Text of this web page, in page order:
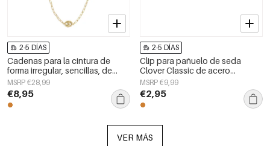
2-5 DÍAS
Cadenas para la cintura de
forma irregular, sencillas, de
acero inoxidable, accesorios de
uso diario.
MSRP €28,99
€8,95
2-5 DÍAS
Clip para pañuelo de seda
Clover Classic de acero
inoxidable para uso diario
MSRP €9,99
€2,95
VER MÁS